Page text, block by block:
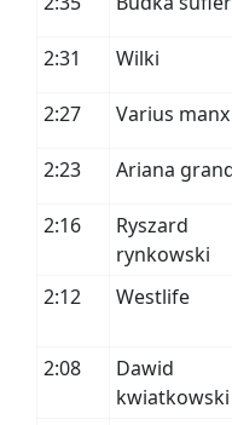
2:31 Wilki
2:27 Varius manx
2:23 Ariana
2:16
Ryszard
rynkowski
2:12
Westlife
2:08
Dawid
kwiatkowski